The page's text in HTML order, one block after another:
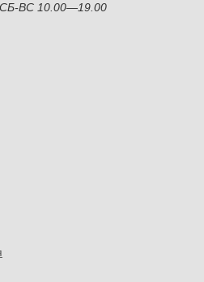
ВС 10.00—19.00